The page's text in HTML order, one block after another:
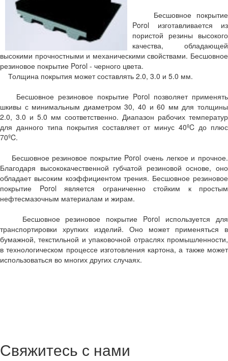
Бесшовное покрытие
Porol изготавливается из
пористой резины высокого
качества, обладающей
высокими прочностными и механическими свойствами. Бесшовное
резиновое покрытие Porol - черного цвета.
Толщина покрытия может составлять 2.0, 3.0 и 5.0 мм.
Бесшовное резиновое покрытие Porol позволяет применять
шкивы с минимальным диаметром 30, 40 и 60 мм для толщины
2.0, 3.0 и 5.0 мм соответственно. Диапазон рабочих температур
для данного типа покрытия составляет от минус 40ºC до плюс
70ºC.
Бесшовное резиновое покрытие Porol очень легкое и прочное.
Благодаря высококачественной губчатой резиновой основе, оно
обладает высоким коэффициентом трения. Бесшовное резиновое
покрытие Porol является ограниченно стойким к простым
нефтесмазочным материалам и жирам.
Бесшовное резиновое покрытие Porol используется для
транспортировки хрупких изделий. Оно может применяться в
бумажной, текстильной и упаковочной отраслях промышленности,
в технологическом процессе изготовления картона, а также может
использоваться во многих других случаях.
Свяжитесь с нами